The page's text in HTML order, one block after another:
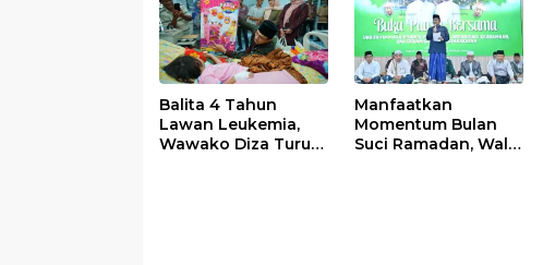
Balita 4 Tahun
Lawan Leukemia,
Wawako Diza Turun
Manfaatkan
Momentum Bulan
Suci Ramadan, Wali